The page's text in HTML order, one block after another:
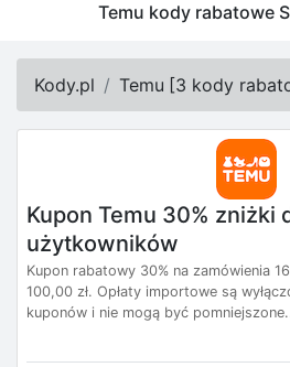
Temu kody rabatowe
Kody.pl Temu [3 kody
Kupon Temu 30% zniżki
użytkowników
Kupon rabatowy 30% na zamówienia
100,00 zł. Opłaty importowe są
kuponów i nie mogą być